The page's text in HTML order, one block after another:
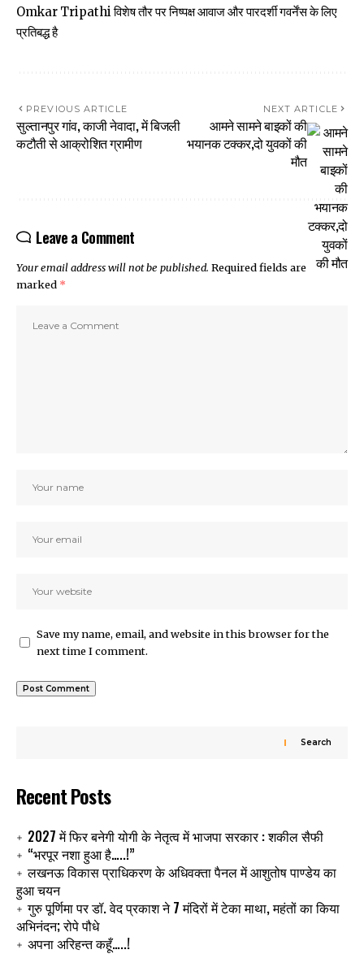
Omkar Tripathi विशेष तौर पर निष्पक्ष आवाज और पारदर्शी गवर्नेंस के लिए
प्रतिबद्ध है
PREVIOUS ARTICLE
सुल्तानपुर गांव, काजी नेवादा, में बिजली
कटौती से आक्रोशित ग्रामीण
NEXT ARTICLE
आमने सामने बाइकों की
भयानक टक्कर,दो युवकों की
मौत
Leave a Comment
Your email address will not be published. Required fields are
marked *
Save my name, email, and website in this browser for the
next time I comment.
Search
Recent Posts
2027 में फिर बनेगी योगी के नेतृत्व में भाजपा सरकार : शकील सैफी
“भरपूर नशा हुआ है…..!”
लखनऊ विकास प्राधिकरण के अधिवक्ता पैनल में आशुतोष पाण्डेय का
हुआ चयन
गुरु पूर्णिमा पर डॉ. वेद प्रकाश ने 7 मंदिरों में टेका माथा, महंतों का किया
अभिनंदन; रोपे पौधे
अपना अरिहन्त कहूँ…..!